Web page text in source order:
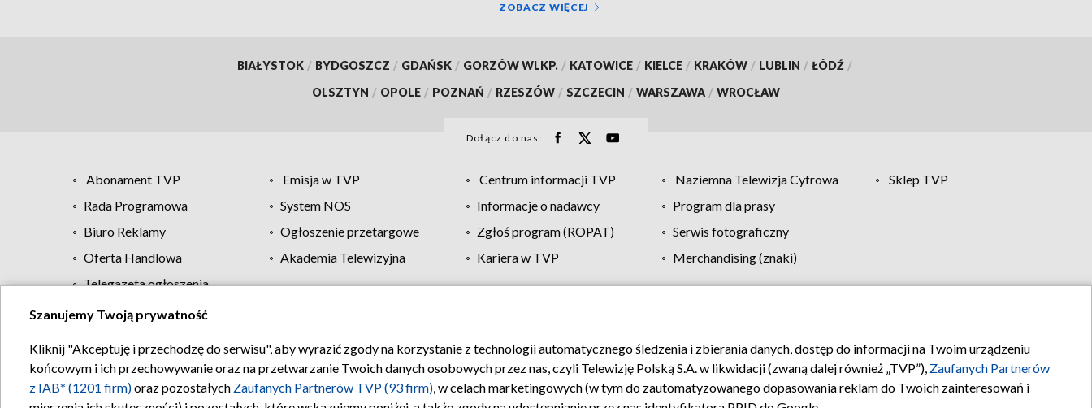
ZOBACZ WIĘCEJ
BIAŁYSTOK / BYDGOSZCZ / GDAŃSK / GORZÓW WLKP. / KATOWICE / KIELCE / KRAKÓW / LUBLIN / ŁÓDŹ /
OLSZTYN / OPOLE / POZNAŃ / RZESZÓW / SZCZECIN / WARSZAWA / WROCŁAW
Dołącz do nas:
Abonament TVP Emisja w TVP Centrum informacji TVP Naziemna Telewizja Cyfrowa
Sklep TVP
Rada Programowa
System NOS Informacje o nadawcy
Program dla prasy
Biuro Reklamy
Ogłoszenie przetargowe Zgłoś program (ROPAT)
Serwis fotograficzny
Oferta Handlowa
Akademia Telewizyjna Kariera w TVP
Merchandising (znaki)
Telegazeta ogłoszenia
Regulamin TVP Polityka prywatności Moje zgody Pomoc Biuro reklamy Kontakt
Szanujemy Twoją prywatność
Kliknij "Akceptuję i przechodzę do serwisu", aby wyrazić zgody na korzystanie z technologii automatycznego śledzenia i zbierania danych, dostęp do informacji na Twoim urządzeniu
końcowym i ich przechowywanie oraz na przetwarzanie Twoich danych osobowych przez nas, czyli Telewizję Polską S.A. w likwidacji (zwaną dalej również „TVP”), Zaufanych Partnerów
z IAB* (1201 firm)oraz pozostałych Zaufanych Partnerów TVP (93 firm), w celach marketingowych (w tym do zautomatyzowanego dopasowania reklam do Twoich zainteresowań i